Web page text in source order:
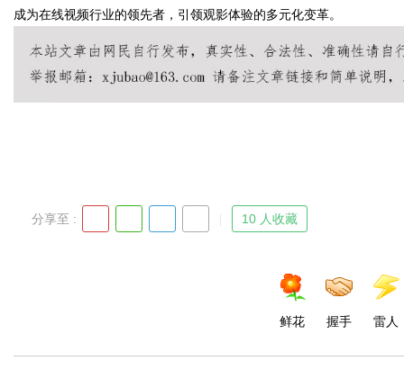
成为在线视频行业的领先者，引领观影体验的多元化变革。
分享至 : 10 人收藏
鲜花 握手 雷人